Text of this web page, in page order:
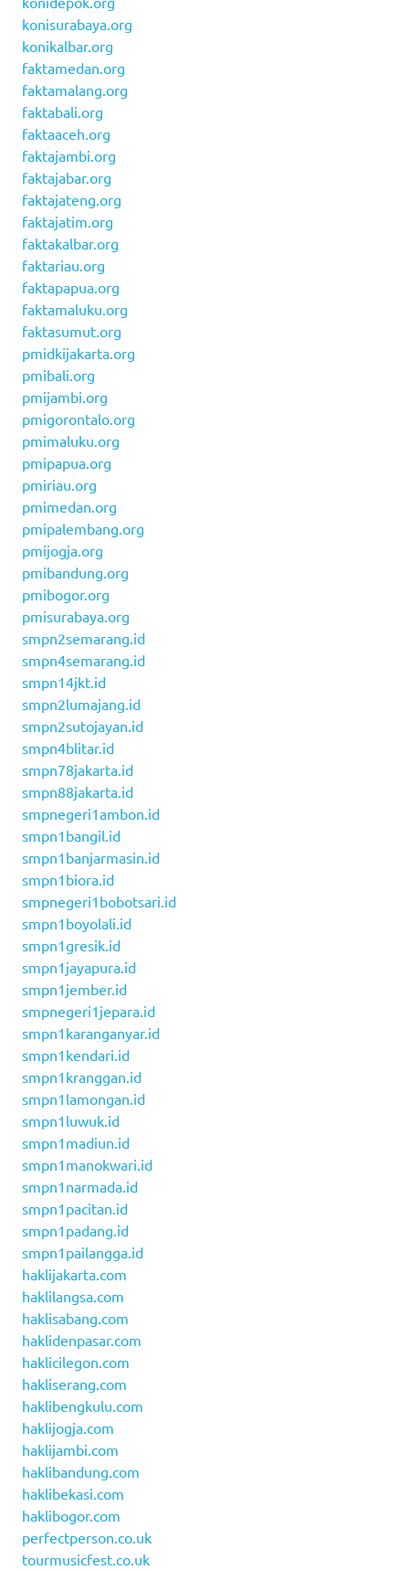
konisurabaya.org
konikalbar.org
faktamedan.org
faktamalang.org
faktabali.org
faktaaceh.org
faktajambi.org
faktajabar.org
faktajateng.org
faktajatim.org
faktakalbar.org
faktariau.org
faktapapua.org
faktamaluku.org
faktasumut.org
pmidkijakarta.org
pmibali.org
pmijambi.org
pmigorontalo.org
pmimaluku.org
pmipapua.org
pmiriau.org
pmimedan.org
pmipalembang.org
pmijogja.org
pmibandung.org
pmibogor.org
pmisurabaya.org
smpn2semarang.id
smpn4semarang.id
smpn14jkt.id
smpn2lumajang.id
smpn2sutojayan.id
smpn4blitar.id
smpn78jakarta.id
smpn88jakarta.id
smpnegeri1ambon.id
smpn1bangil.id
smpn1banjarmasin.id
smpn1biora.id
smpnegeri1bobotsari.id
smpn1boyolali.id
smpn1gresik.id
smpn1jayapura.id
smpn1jember.id
smpnegeri1jepara.id
smpn1karanganyar.id
smpn1kendari.id
smpn1kranggan.id
smpn1lamongan.id
smpn1luwuk.id
smpn1madiun.id
smpn1manokwari.id
smpn1narmada.id
smpn1pacitan.id
smpn1padang.id
smpn1pailangga.id
haklijakarta.com
haklilangsa.com
haklisabang.com
haklidenpasar.com
haklicilegon.com
hakliserang.com
haklibengkulu.com
haklijogja.com
haklijambi.com
haklibandung.com
haklibekasi.com
haklibogor.com
perfectperson.co.uk
tourmusicfest.co.uk